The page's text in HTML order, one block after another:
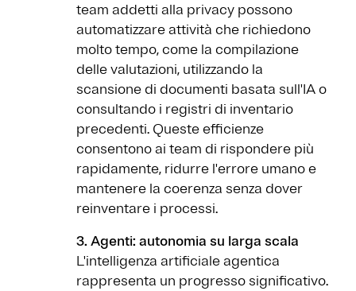
team addetti alla privacy possono
automatizzare attività che richiedono
molto tempo, come la compilazione
delle valutazioni, utilizzando la
scansione di documenti basata sull'IA o
consultando i registri di inventario
precedenti. Queste efficienze
consentono ai team di rispondere più
rapidamente, ridurre l'errore umano e
mantenere la coerenza senza dover
reinventare i processi.
3. Agenti: autonomia su larga scala
L'intelligenza artificiale agentica
rappresenta un progresso significativo.